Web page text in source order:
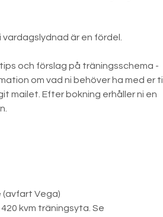
är en fördel.
och förslag på träningsschema -
om vad ni behöver ha med er till
mailet. Efter bokning erhåller ni en
(avfart Vega)
kvm träningsyta. Se